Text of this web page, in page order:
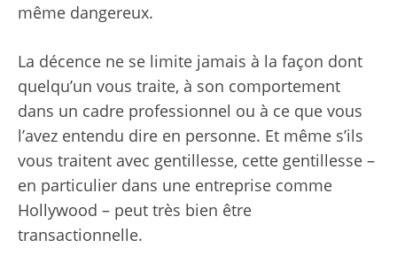
même dangereux.
La décence ne se limite jamais à la façon dont
quelqu’un vous traite, à son comportement
dans un cadre professionnel ou à ce que vous
l’avez entendu dire en personne. Et même s’ils
vous traitent avec gentillesse, cette gentillesse –
en particulier dans une entreprise comme
Hollywood – peut très bien être
transactionnelle.